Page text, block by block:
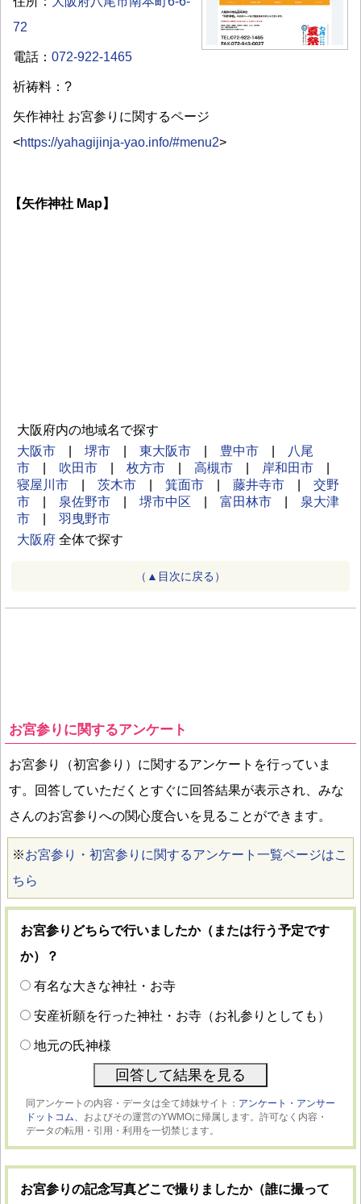
72
電話： 072-922-1465
祈祷料：?
矢作神社 お宮参りに関するページ
<https://yahagijinja-yao.info/#menu2>
【矢作神社 Map】
大阪府内の地域名で探す
大阪市
堺市 東大阪市 豊中市
八尾
市
吹田市 枚方市 高槻市 岸和田市
寝屋川市
茨木市 箕面市 藤井寺市
交野
市
泉佐野市 堺市中区 富田林市
泉大津
市
羽曳野市
大阪府 全体で探す
（▲目次に戻る）
お宮参りに関するアンケート
お宮参り（初宮参り）に関するアンケートを行っていま
す。回答していただくとすぐに回答結果が表示され、みな
さんのお宮参りへの関心度合いを見ることができます。
※お宮参り・初宮参りに関するアンケート一覧ページはこ
ちら
お宮参りどちらで行いましたか（または行う予定です
か）？
有名な大きな神社・お寺
安産祈願を行った神社・お寺（お礼参りとしても）
地元の氏神様
同アンケートの内容・データは全て姉妹サイト： アンケート・アンサー
ドットコム、 およびその運営のYWMOに帰属します。許可なく内容・
データの転用・引用・利用を一切禁じます。
お宮参りの記念写真どこで撮りましたか（誰に撮って